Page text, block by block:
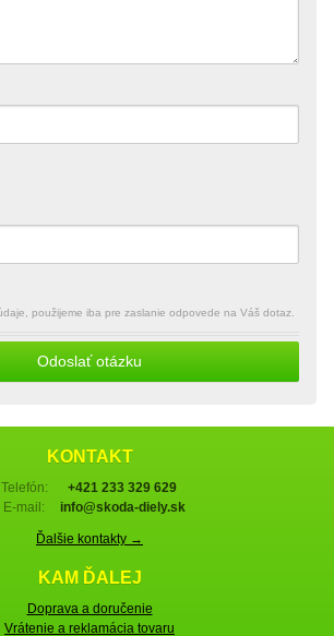
použijeme iba pre zaslanie odpovede na Váš dotaz.
Odoslať otázku
KONTAKT
Telefón:
+421 233 329 629
E-mail:
info@skoda-diely.sk
Ďalšie kontakty →
KAM ĎALEJ
Doprava a doručenie
Vrátenie a reklamácia tovaru